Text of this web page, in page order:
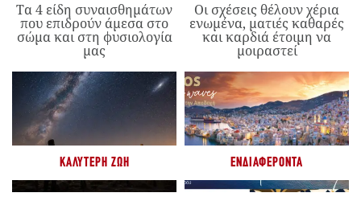
Τα 4 είδη συναισθημάτων
που επιδρούν άμεσα στο
σώμα και στη φυσιολογία
μας
Οι σχέσεις θέλουν χέρια
ενωμένα, ματιές καθαρές
και καρδιά έτοιμη να
μοιραστεί
ΚΑΛΎΤΕΡΗ ΖΩΉ ΕΝΔΙΑΦΈΡΟΝΤΑ